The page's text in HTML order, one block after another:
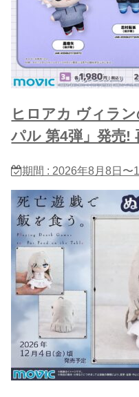
ヒロアカ ヴィラ
パル 第4弾」発売!
期間 : 2026年8月8日〜